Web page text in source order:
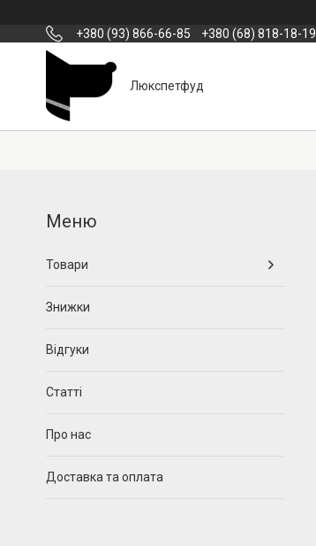
+380 (93) 866-66-85 +380 (68) 818-18-19
Люкспетфуд
Товари
Знижки
Відгуки
Статті
Про нас
Доставка та оплата